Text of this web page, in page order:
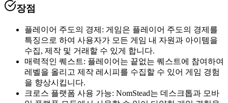
장점
플레이어 주도의 경제 : 게임은 플레이어 주도의 경제를
특징으로 하여 사용자가 모든 게임 내 자원과 아이템을
수집, 제작 및 거래할 수 있게 합니다.
매력적인 퀘스트: 플레이어는 끝없는 퀘스트에 참여하여
레벨을 올리고 제작 레시피를 수집할 수 있어 게임 경험
을 향상시킵니다.
크로스 플랫폼 사용 가능: NomStead는 데스크톱과 모바